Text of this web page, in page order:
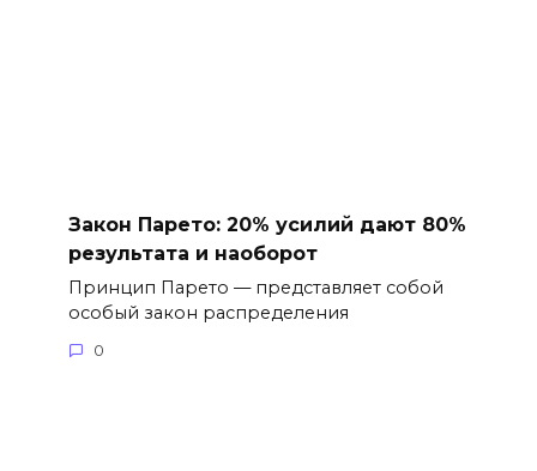
Закон Парето: 20% усилий дают 80%
результата и наоборот
Принцип Парето — представляет собой
особый закон распределения
0